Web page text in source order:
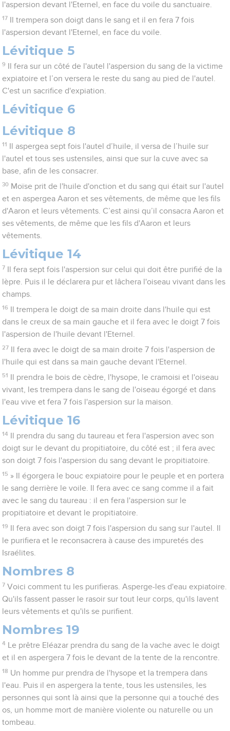
l'aspersion devant l'Eternel, en face du voile du sanctuaire.
17
Il trempera son doigt dans le sang et il en fera 7 fois
l'aspersion devant l'Eternel, en face du voile.
Lévitique 5
9
Il fera sur un côté de l'autel l'aspersion du sang de la victime
expiatoire et l’on versera le reste du sang au pied de l'autel.
C'est un sacrifice d'expiation.
Lévitique 6
Lévitique 8
11
Il aspergea sept fois l'autel d’huile, il versa de l’huile sur
l'autel et tous ses ustensiles, ainsi que sur la cuve avec sa
base, afin de les consacrer.
30 Moïse prit de l'huile d'onction et du sang qui était sur l'autel
et en aspergea Aaron et ses vêtements, de même que les fils
d'Aaron et leurs vêtements. C’est ainsi qu’il consacra Aaron et
ses vêtements, de même que les fils d'Aaron et leurs
vêtements.
Lévitique 14
7
Il fera sept fois l'aspersion sur celui qui doit être purifié de la
lèpre. Puis il le déclarera pur et lâchera l'oiseau vivant dans les
champs.
16
Il trempera le doigt de sa main droite dans l'huile qui est
dans le creux de sa main gauche et il fera avec le doigt 7 fois
l'aspersion de l'huile devant l'Eternel.
27
Il fera avec le doigt de sa main droite 7 fois l'aspersion de
l'huile qui est dans sa main gauche devant l'Eternel.
51
Il prendra le bois de cèdre, l'hysope, le cramoisi et l'oiseau
vivant, les trempera dans le sang de l'oiseau égorgé et dans
l'eau vive et fera 7 fois l'aspersion sur la maison.
Lévitique 16
14
Il prendra du sang du taureau et fera l'aspersion avec son
doigt sur le devant du propitiatoire, du côté est ; il fera avec
son doigt 7 fois l'aspersion du sang devant le propitiatoire.
15 » Il égorgera le bouc expiatoire pour le peuple et en portera
le sang derrière le voile. Il fera avec ce sang comme il a fait
avec le sang du taureau : il en fera l'aspersion sur le
propitiatoire et devant le propitiatoire.
19
Il fera avec son doigt 7 fois l'aspersion du sang sur l'autel. Il
le purifiera et le reconsacrera à cause des impuretés des
Israélites.
Nombres 8
7 Voici comment tu les purifieras. Asperge-les d'eau expiatoire.
Qu'ils fassent passer le rasoir sur tout leur corps, qu'ils lavent
leurs vêtements et qu'ils se purifient.
Nombres 19
4
Le prêtre Eléazar prendra du sang de la vache avec le doigt
et il en aspergera 7 fois le devant de la tente de la rencontre.
18 Un homme pur prendra de l'hysope et la trempera dans
l'eau. Puis il en aspergera la tente, tous les ustensiles, les
personnes qui sont là ainsi que la personne qui a touché des
os, un homme mort de manière violente ou naturelle ou un
tombeau.